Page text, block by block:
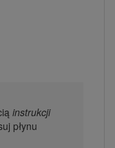
instrukcji
płynu